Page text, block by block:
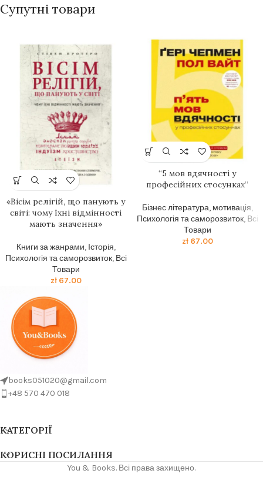
Супутні товари
«Вісім релігій, що панують у
світі: чому їхні відмінності
мають значення»
Книги за жанрами, Історія,
Психологія та саморозвиток, Всі
Товари
zł67.00
“5 мов вдячності у
професійних стосунках”
Бізнес література, мотивація,
Психологія та саморозвиток, Всі
Товари
zł67.00
books051020@gmail.com
+48 570 470 018
КАТЕГОРІЇ
КОРИСНІ ПОСИЛАННЯ
You & Books. Всі права захищено.